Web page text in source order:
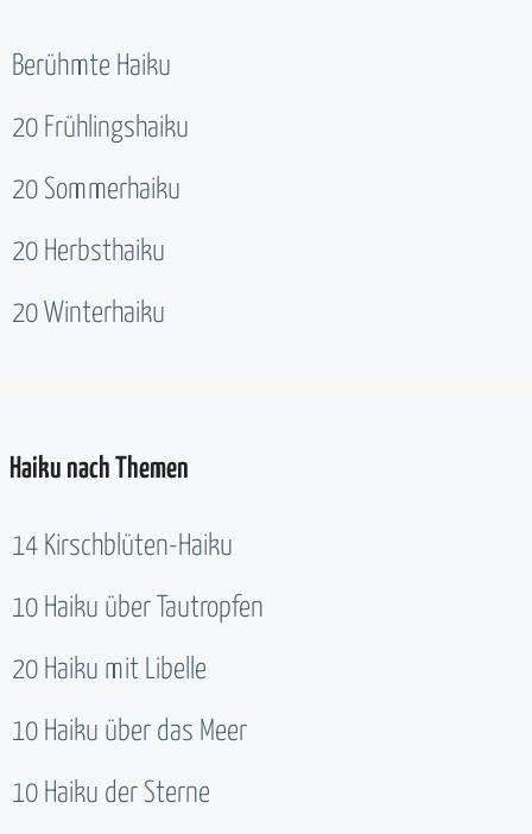
Berühmte Haiku
20 Frühlingshaiku
20 Sommerhaiku
20 Herbsthaiku
20 Winterhaiku
Haiku nach Themen
14 Kirschblüten-Haiku
10 Haiku über Tautropfen
20 Haiku mit Libelle
10 Haiku über das Meer
10 Haiku der Sterne